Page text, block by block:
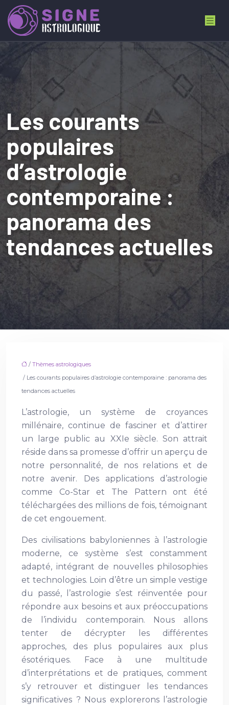
Les courants
populaires
d’astrologie
contemporaine :
panorama des
tendances actuelles
/ Thèmes astrologiques
/ Les courants populaires d’astrologie contemporaine : panorama des
tendances actuelles
L’astrologie, un système de croyances
millénaire, continue de fasciner et d’attirer
un large public au XXIe siècle. Son attrait
réside dans sa promesse d’offrir un aperçu de
notre personnalité, de nos relations et de
notre avenir. Des applications d’astrologie
comme Co-Star et The Pattern ont été
téléchargées des millions de fois, témoignant
de cet engouement.
Des civilisations babyloniennes à l’astrologie
moderne, ce système s’est constamment
adapté, intégrant de nouvelles philosophies
et technologies. Loin d’être un simple vestige
du passé, l’astrologie s’est réinventée pour
répondre aux besoins et aux préoccupations
de l’individu contemporain. Nous allons
tenter de décrypter les différentes
approches, des plus populaires aux plus
ésotériques. Face à une multitude
d’interprétations et de pratiques, comment
s’y retrouver et distinguer les tendances
significatives ? Nous explorerons l’astrologie